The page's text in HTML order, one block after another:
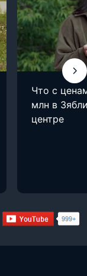
Что с
млн в
центре